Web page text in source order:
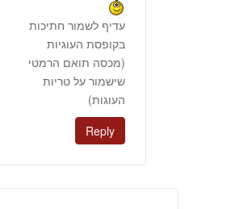
עדיף לשמור חתיכות
בקופסת העוגיות
(מכסה תואם הרמטי
שישמור על טריות
העוגות)
Reply